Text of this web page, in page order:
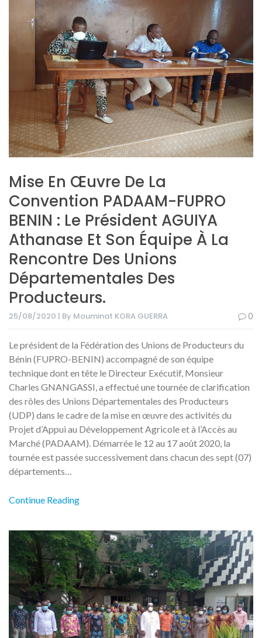
Mise En Œuvre De La
Convention PADAAM-FUPRO
BENIN : Le Président AGUIYA
Athanase Et Son Équipe À La
Rencontre Des Unions
Départementales Des
Producteurs.
25/08/2020 | By Mouminat KORA GUERRA 0
Le président de la Fédération des Unions de Producteurs du
Bénin (FUPRO-BENIN) accompagné de son équipe
technique dont en tête le Directeur Exécutif, Monsieur
Charles GNANGASSI, a effectué une tournée de clarification
des rôles des Unions Départementales des Producteurs
(UDP) dans le cadre de la mise en œuvre des activités du
Projet d’Appui au Développement Agricole et à l’Accès au
Marché (PADAAM). Démarrée le 12 au 17 août 2020, la
tournée est passée successivement dans chacun des sept (07)
départements…
Continue Reading